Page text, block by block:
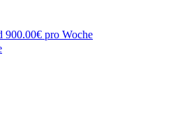
900.00€ pro Woche